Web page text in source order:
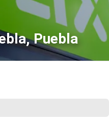
Puebla